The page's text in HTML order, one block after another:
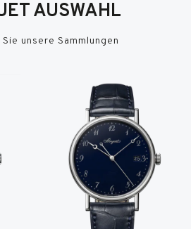
AUSWAHL
unsere Sammlungen